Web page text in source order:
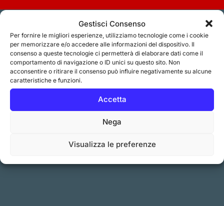
Gestisci Consenso
Per fornire le migliori esperienze, utilizziamo tecnologie come i cookie
per memorizzare e/o accedere alle informazioni del dispositivo. Il
consenso a queste tecnologie ci permetterà di elaborare dati come il
comportamento di navigazione o ID unici su questo sito. Non
acconsentire o ritirare il consenso può influire negativamente su alcune
caratteristiche e funzioni.
Accetta
Nega
Visualizza le preferenze